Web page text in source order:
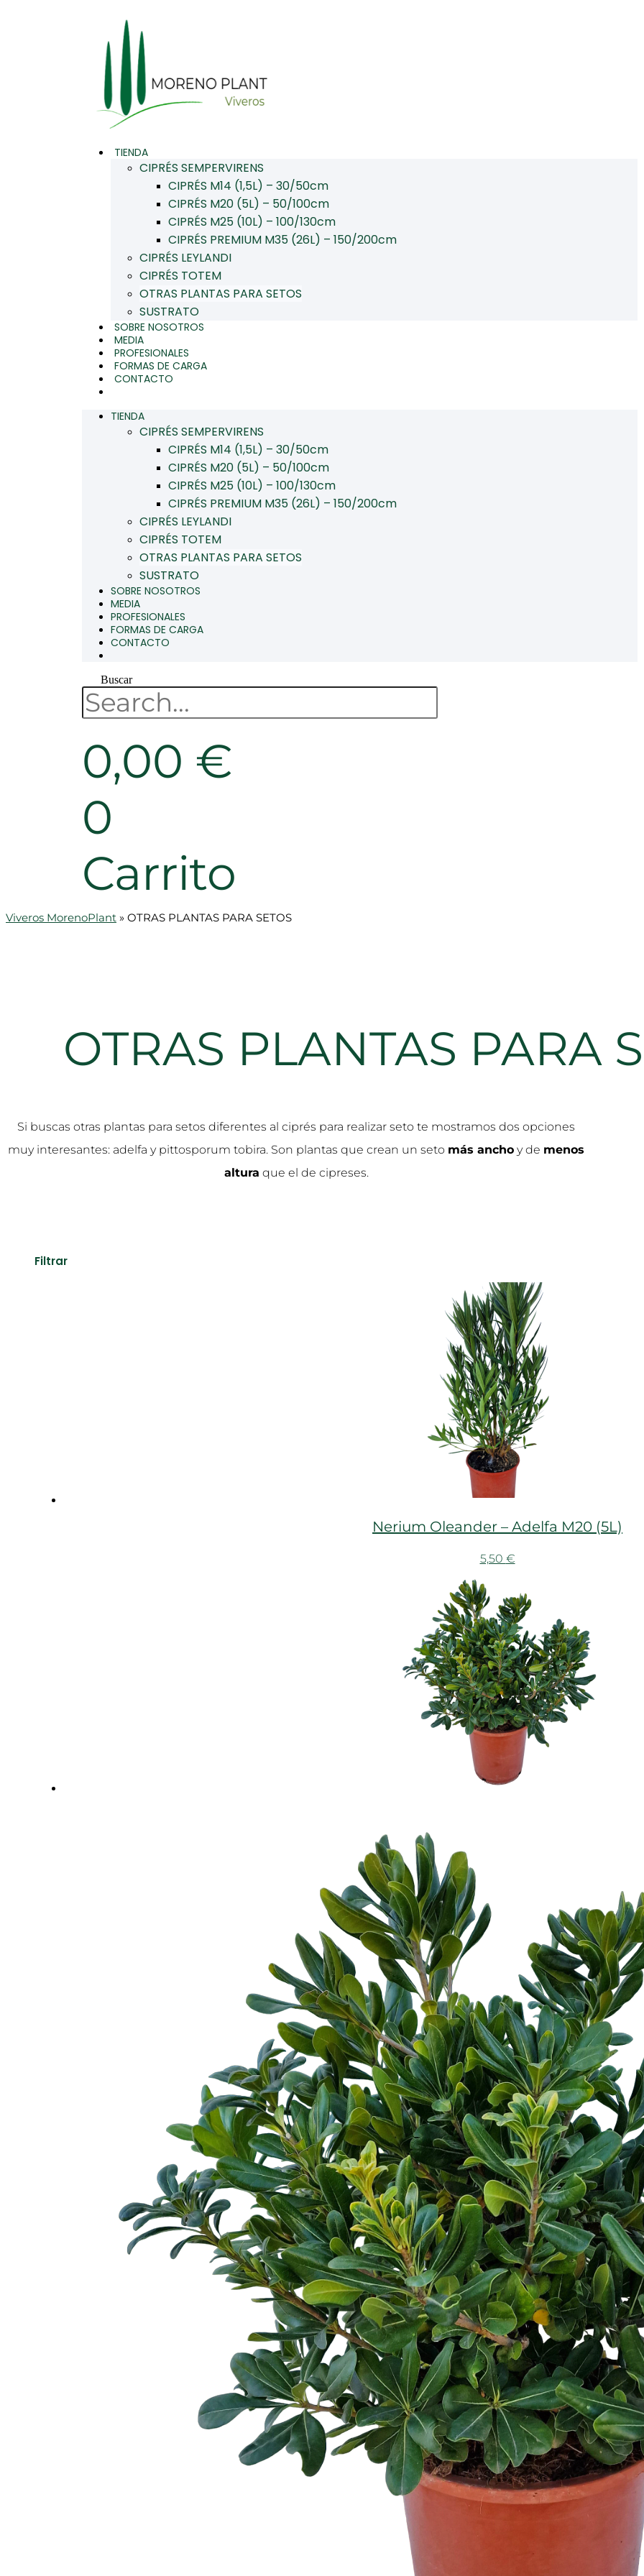
TIENDA
CIPRÉS SEMPERVIRENS
CIPRÉS M14 (1,5L) – 30/50cm
CIPRÉS M20 (5L) – 50/100cm
CIPRÉS M25 (10L) – 100/130cm
CIPRÉS PREMIUM M35 (26L) – 150/200cm
CIPRÉS LEYLANDI
CIPRÉS TOTEM
OTRAS PLANTAS PARA SETOS
SUSTRATO
SOBRE NOSOTROS
MEDIA
PROFESIONALES
FORMAS DE CARGA
CONTACTO
TIENDA
CIPRÉS SEMPERVIRENS
CIPRÉS M14 (1,5L) – 30/50cm
CIPRÉS M20 (5L) – 50/100cm
CIPRÉS M25 (10L) – 100/130cm
CIPRÉS PREMIUM M35 (26L) – 150/200cm
CIPRÉS LEYLANDI
CIPRÉS TOTEM
OTRAS PLANTAS PARA SETOS
SUSTRATO
SOBRE NOSOTROS
MEDIA
PROFESIONALES
FORMAS DE CARGA
CONTACTO
Buscar
0,00 €
0
Carrito
Viveros MorenoPlant » OTRAS PLANTAS PARA SETOS
OTRAS PLANTAS PARA
Si buscas otras plantas para setos diferentes al ciprés para realizar seto te mostramos dos opciones
muy interesantes: adelfa y pittosporum tobira. Son plantas que crean un seto más ancho y de menos
altura que el de cipreses.
Filtrar
Nerium Oleander – Adelfa M20 (5L)
5,50 €